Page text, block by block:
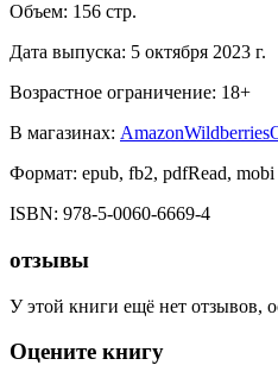
Объем: 156 стр.
Дата выпуска: 5 октября 2023 г.
Возрастное ограничение: 18+
В магазинах: AmazonWildberries
Формат: epub, fb2, pdfRead, mobi
ISBN: 978-5-0060-6669-4
отзывы
У этой книги ещё нет отзывов,
Оцените книгу